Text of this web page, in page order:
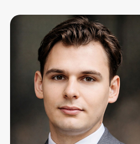
До окончания акции осталось
00
дней
00
часов минута
00
секунда